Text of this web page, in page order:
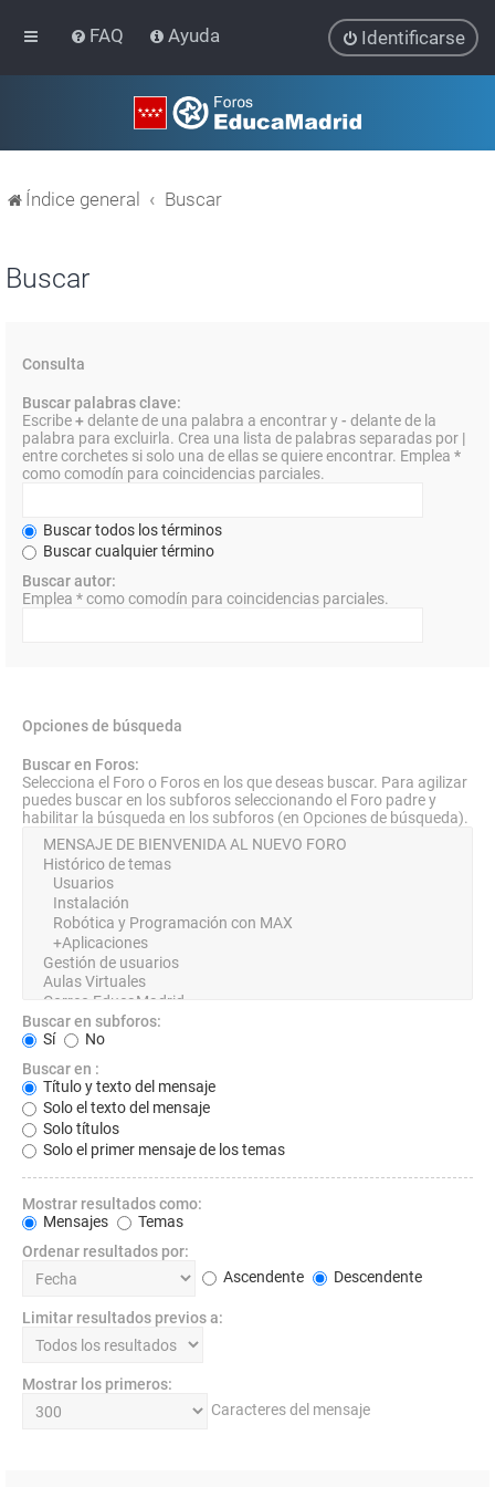
FAQ Ayuda Identificarse
Índice general Buscar
Buscar
Consulta
Buscar palabras clave:
Escribe+delante de una palabra a encontrar y- delante de la
palabra para excluirla. Crea una lista de palabras separadas por |
entre corchetes si solo una de ellas se quiere encontrar. Emplea *
como comodín para coincidencias parciales.
Buscar todos los términos
Buscar cualquier término
Buscar autor:
Emplea * como comodín para coincidencias parciales.
Opciones de búsqueda
Buscar en Foros:
Selecciona el Foro o Foros en los que deseas buscar. Para agilizar
puedes buscar en los subforos seleccionando el Foro padre y
habilitar la búsqueda en los subforos (en Opciones de búsqueda).
Buscar en subforos:
Sí
No
Buscar en :
Título y texto del mensaje
Solo el texto del mensaje
Solo títulos
Solo el primer mensaje de los temas
Mostrar resultados como:
Mensajes
Temas
Ordenar resultados por:
Ascendente
Descendente
Limitar resultados previos a:
Mostrar los primeros:
Caracteres del mensaje